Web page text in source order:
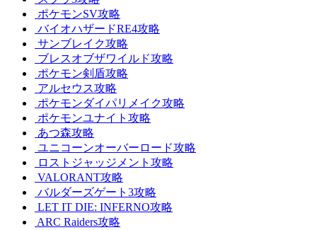
ポケモンSV攻略
バイオハザードRE4攻略
サンブレイク攻略
ブレスオブザワイルド攻略
ポケモン剣盾攻略
アルセウス攻略
ポケモンダイパリメイク攻略
ポケモンユナイト攻略
あつ森攻略
ユニコーンオーバーロード攻略
ロストジャッジメント攻略
VALORANT攻略
バルダーズゲート3攻略
LET IT DIE: INFERNO攻略
ARC Raiders攻略